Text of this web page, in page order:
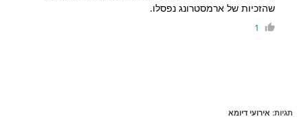
שהזכיות של ארמסטרונג נפסלו.
1
תגיות: אירועי דיומא